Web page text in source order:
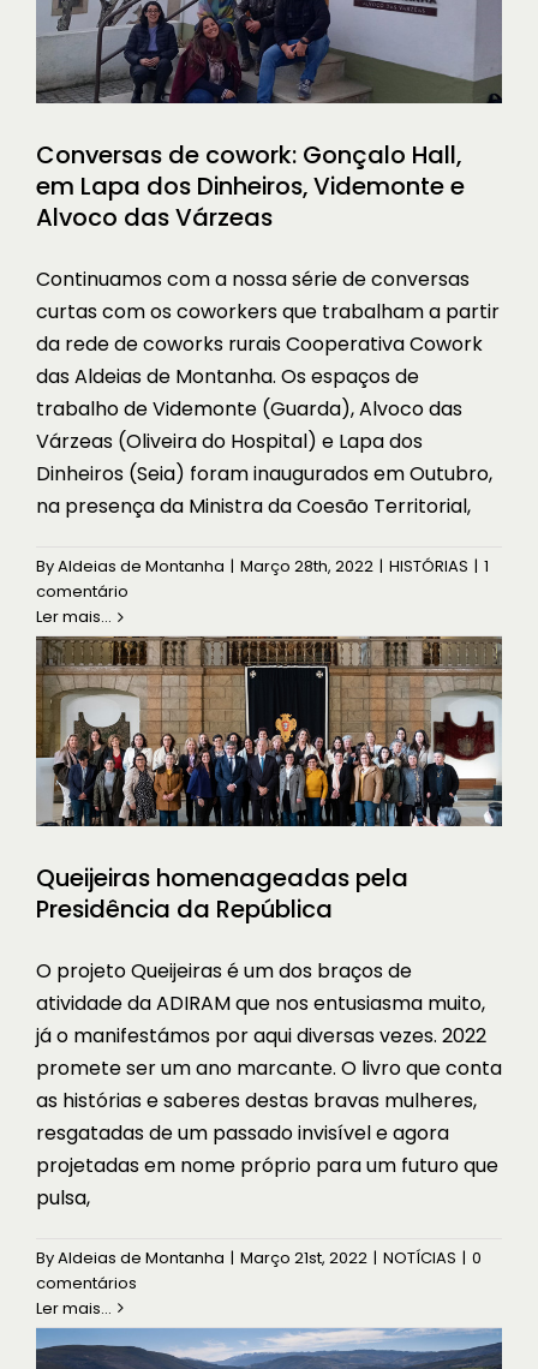
Conversas de cowork: Gonçalo Hall,
em Lapa dos Dinheiros, Videmonte e
Alvoco das Várzeas
Continuamos com a nossa série de conversas
curtas com os coworkers que trabalham a partir
da rede de coworks rurais Cooperativa Cowork
das Aldeias de Montanha. Os espaços de
trabalho de Videmonte (Guarda), Alvoco das
Várzeas (Oliveira do Hospital) e Lapa dos
Dinheiros (Seia) foram inaugurados em Outubro,
na presença da Ministra da Coesão Territorial,
ByAldeias de Montanha | Março 28th, 2022 | HISTÓRIAS | 1
comentário
Ler mais...
Presidência da República
Queijeiras homenageadas pela
Presidência da República
O projeto Queijeiras é um dos braços de
atividade da ADIRAM que nos entusiasma muito,
já o manifestámos por aqui diversas vezes. 2022
promete ser um ano marcante. O livro que conta
as histórias e saberes destas bravas mulheres,
resgatadas de um passado invisível e agora
projetadas em nome próprio para um futuro que
pulsa,
ByAldeias de Montanha | Março 21st, 2022 | NOTÍCIAS | 0
comentários
Ler mais...
Montanha de Gouveia